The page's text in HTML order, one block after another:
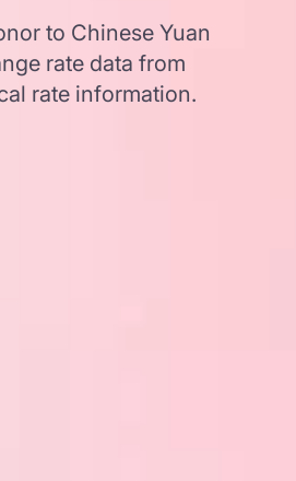
to Chinese Yuan
rate data from
rate information.